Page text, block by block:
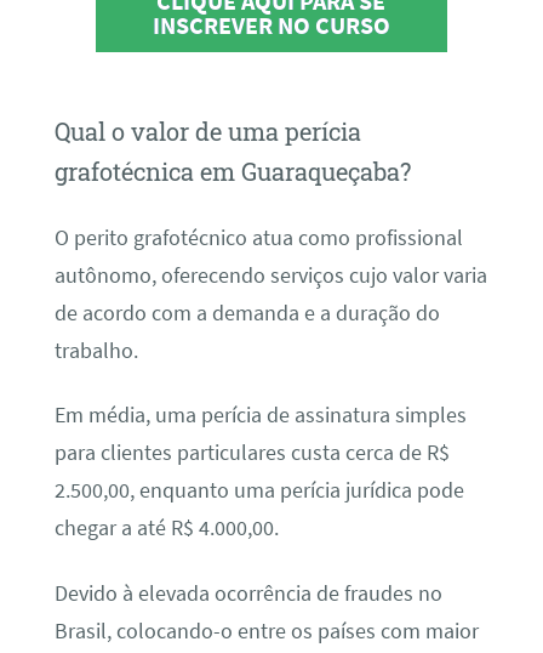
INSCREVER NO CURSO
Qual o valor de uma perícia
grafotécnica em Guaraqueçaba?
O perito grafotécnico atua como profissional
autônomo, oferecendo serviços cujo valor varia
de acordo com a demanda e a duração do
trabalho.
Em média, uma perícia de assinatura simples
para clientes particulares custa cerca de R$
2.500,00, enquanto uma perícia jurídica pode
chegar a até R$ 4.000,00.
Devido à elevada ocorrência de fraudes no
Brasil, colocando-o entre os países com maior